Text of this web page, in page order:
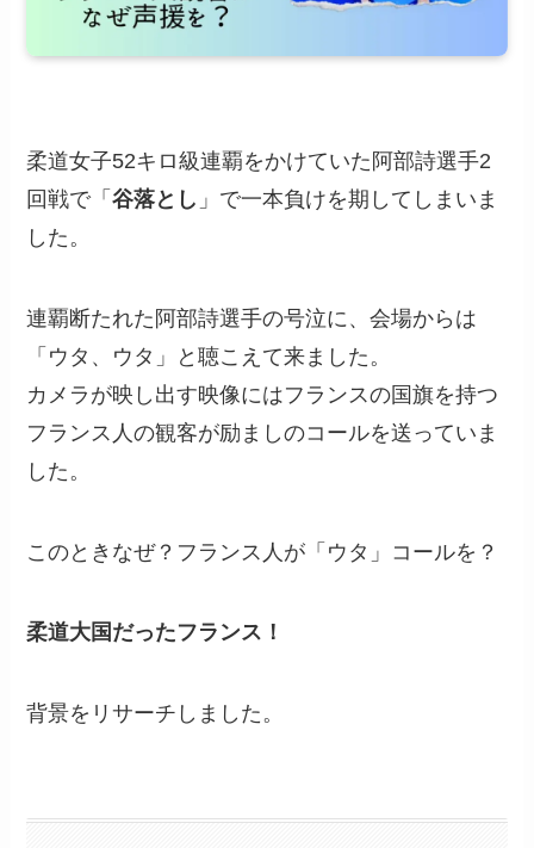
柔道女子52キロ級連覇をかけていた阿部詩選手2
回戦で「谷落とし 」で一本負けを期してしまいま
した。
連覇断たれた阿部詩選手の号泣に、会場からは
「ウタ、ウタ」と聴こえて来ました。
カメラが映し出す映像にはフランスの国旗を持つ
フランス人の観客が励ましのコールを送っていま
した。
このときなぜ？フランス人が「ウタ」コールを？
柔道大国だったフランス！
背景をリサーチしました。